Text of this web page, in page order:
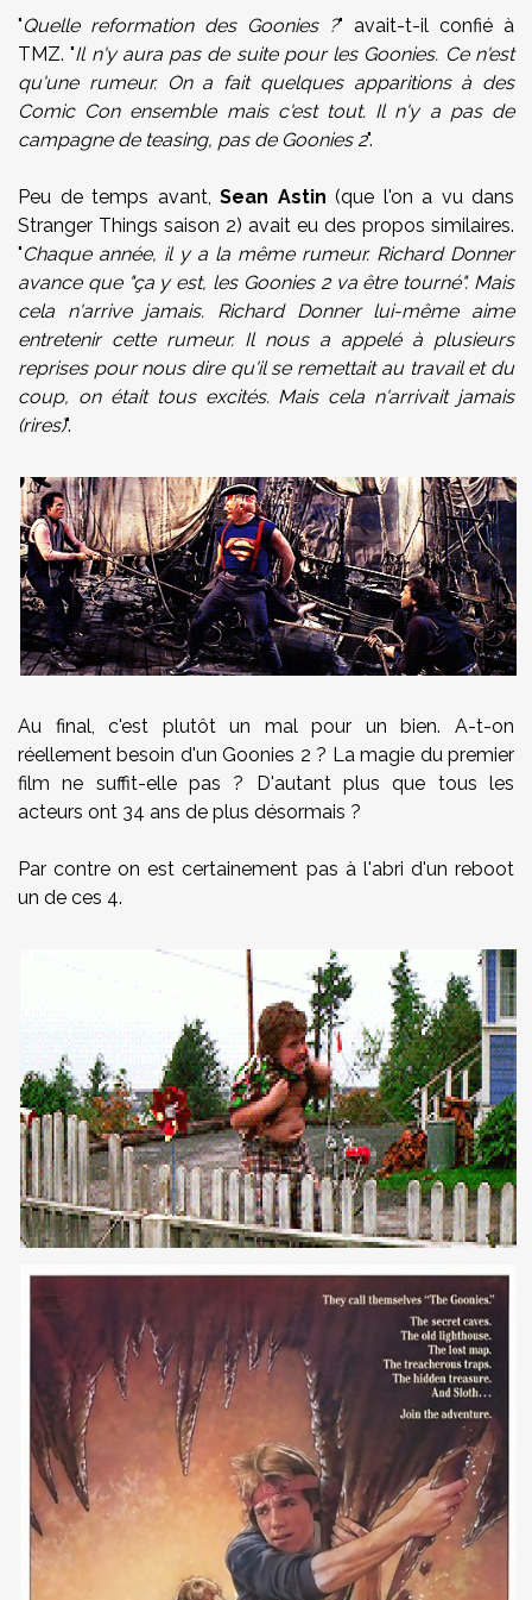
"Quelle reformation des Goonies ?" avait-t-il confié à
TMZ. "Il n'yaura pas de suite pour les Goonies. Ce n'est
qu'une rumeur. On a fait quelques apparitions à des
Comic Con ensemble mais c'est tout. Il n'y a pas de
campagne de teasing, pas de Goonies 2".
Peu de temps avant, Sean Astin (que l'on a vu dans
Stranger Things saison 2) avait eu des propos similaires.
"Chaque année, il y a la même rumeur. Richard Donner
avance que "ça y est, les Goonies 2 va être tourné". Mais
cela n'arrive jamais. Richard Donner lui-même aime
entretenir cette rumeur. Il nous a appelé à plusieurs
reprises pour nous dire qu'il se remettait au travail et du
coup, on était tous excités. Mais cela n'arrivait jamais
(rires)".
Au final, c'est plutôt un mal pour un bien. A-t-on
réellement besoin d'un Goonies 2 ? La magie du premier
film ne suffit-elle pas ? D'autant plus que tous les
acteurs ont 34 ans de plus désormais ?
Par contre on est certainement pas à l'abri d'un reboot
un de ces 4.